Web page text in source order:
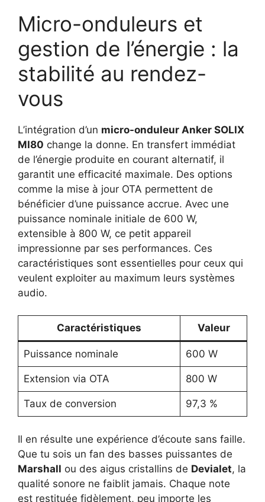
Micro-onduleurs et
gestion de l’énergie : la
stabilité au rendez-
vous
L’intégration d’un micro-onduleur Anker SOLIX
MI80 change la donne. En transfert immédiat
de l’énergie produite en courant alternatif, il
garantit une efficacité maximale. Des options
comme la mise à jour OTA permettent de
bénéficier d’une puissance accrue. Avec une
puissance nominale initiale de 600 W,
extensible à 800 W, ce petit appareil
impressionne par ses performances. Ces
caractéristiques sont essentielles pour ceux qui
veulent exploiter au maximum leurs systèmes
audio.
Caractéristiques Valeur
Puissance nominale 600 W
Extension via OTA 800 W
Taux de conversion 97,3 %
Il en résulte une expérience d’écoute sans faille.
Que tu sois un fan des basses puissantes de
Marshall ou des aigus cristallins de Devialet, la
qualité sonore ne faiblit jamais. Chaque note
est restituée fidèlement, peu importe les